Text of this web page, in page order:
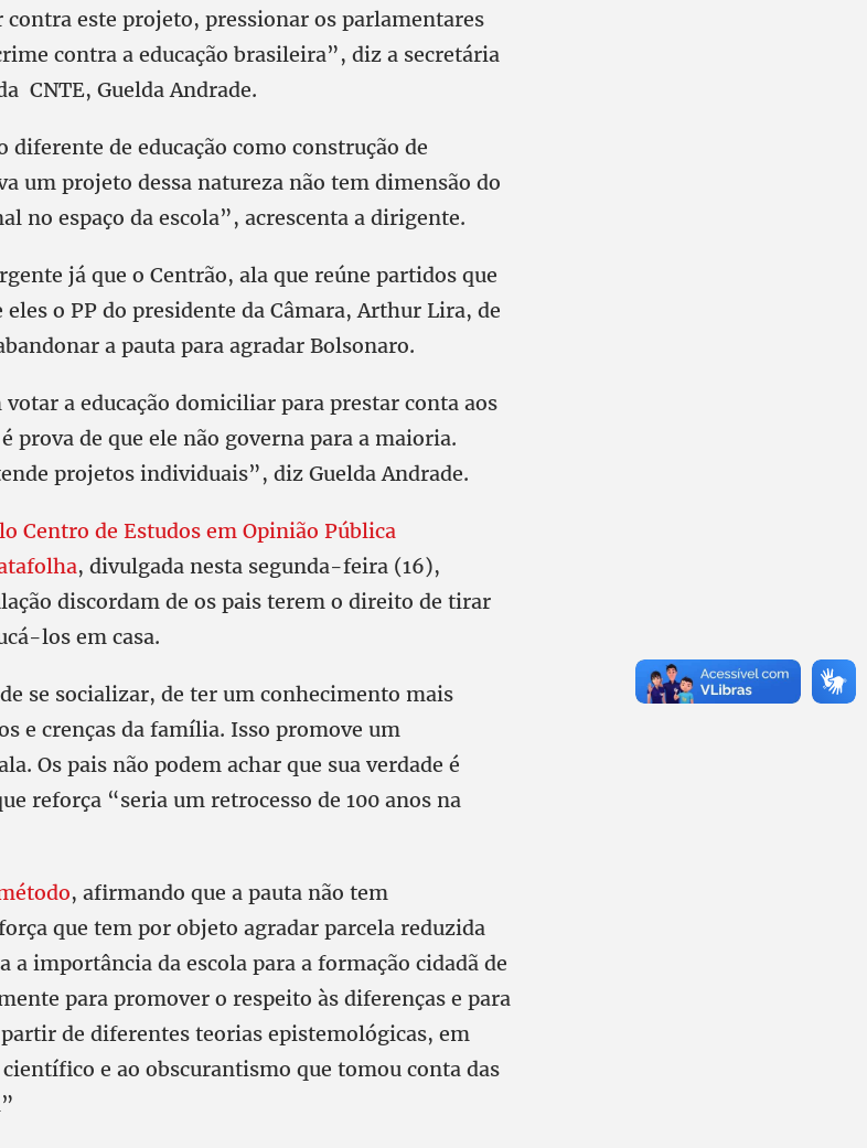
este projeto, pressionar os parlamentares
contra a educação brasileira”, diz a secretária
CNTE, Guelda Andrade.
de educação como construção de
um projeto dessa natureza não tem dimensão do
no espaço da escola”, acrescenta a dirigente.
já que o Centrão, ala que reúne partidos que
o PP do presidente da Câmara, Arthur Lira, de
a pauta para agradar Bolsonaro.
a educação domiciliar para prestar conta aos
prova de que ele não governa para a maioria.
projetos individuais”, diz Guelda Andrade.
Centro de Estudos em Opinião Pública
, divulgada nesta segunda-feira (16),
discordam de os pais terem o direito de tirar
los em casa.
se socializar, de ter um conhecimento mais
e crenças da família. Isso promove um
Os pais não podem achar que sua verdade é
reforça “seria um retrocesso de 100 anos na
, afirmando que a pauta não tem
que tem por objeto agradar parcela reduzida
a importância da escola para a formação cidadã de
para promover o respeito às diferenças e para
de diferentes teorias epistemológicas, em
e ao obscurantismo que tomou conta das